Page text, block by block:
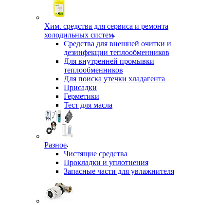
Хим. средства для сервиса и ремонта
холодильных систем
Средства для внешней очитки и
дезинфекции теплообменников
Для внутренней промывки
теплообменников
Для поиска утечки хладагента
Присадки
Герметики
Тест для масла
Разное
Чистящие средства
Прокладки и уплотнения
Запасные части для увлажнителя